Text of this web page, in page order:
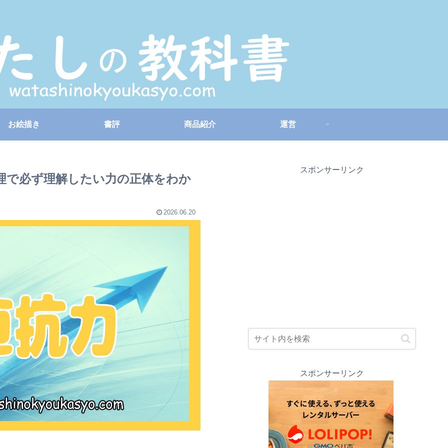
お絵描き 書評 商品紹介 運営
で必ず理解したい力の正体をわか
2026.06.20
スポンサーリンク
スポンサーリンク